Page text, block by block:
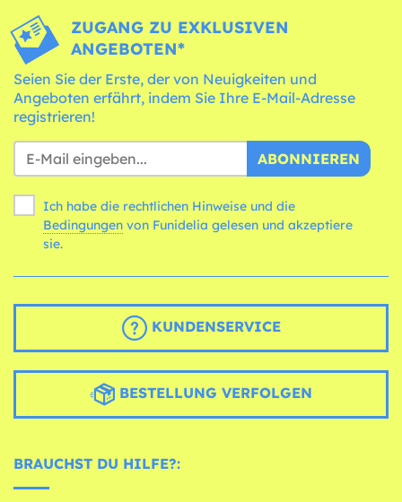
ZUGANG ZU EXKLUSIVEN
ANGEBOTEN*
Seien Sie der Erste, der von Neuigkeiten und
Angeboten erfährt, indem Sie Ihre E-Mail-Adresse
registrieren!
ABONNIEREN
Ich habe die rechtlichen Hinweise und die
Bedingungen
sie.
KUNDENSERVICE
BESTELLUNG VERFOLGEN
BRAUCHST DU HILFE?: